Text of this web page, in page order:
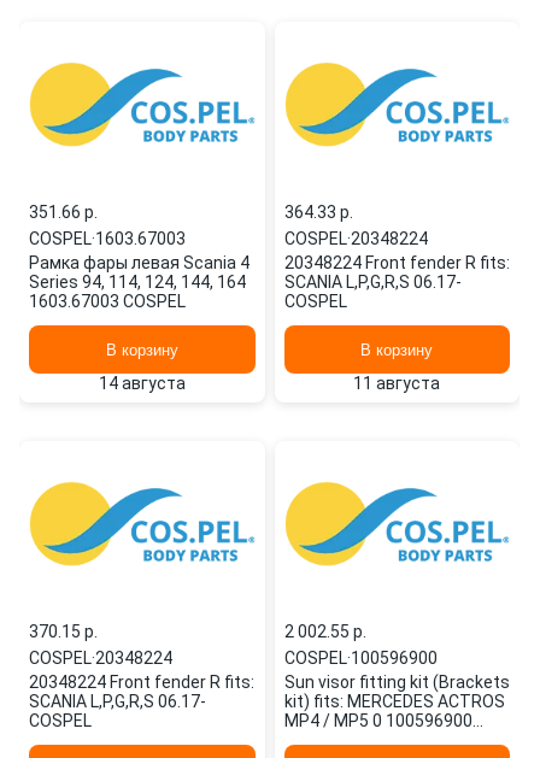
351.66 p.
COSPEL·1603.67003
Рамка фары левая Scania 4
Series 94, 114, 124, 144, 164
1603.67003 COSPEL
В корзину
14 августа
364.33 p.
COSPEL·20348224
20348224 Front fender R fits:
SCANIA L,P,G,R,S 06.17-
COSPEL
В корзину
11 августа
370.15 p.
COSPEL·20348224
20348224 Front fender R fits:
SCANIA L,P,G,R,S 06.17-
COSPEL
2 002.55 p.
COSPEL·100596900
Sun visor fitting kit (Brackets
kit) fits: MERCEDES ACTROS
MP4 / MP5 0 100596900